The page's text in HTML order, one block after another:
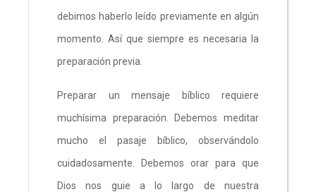
debimos haberlo leído previamente en algún
momento. Así que siempre es necesaria la
preparación previa.
Preparar un mensaje bíblico requiere
muchísima preparación. Debemos meditar
mucho el pasaje bíblico, observándolo
cuidadosamente. Debemos orar para que
Dios nos guie a lo largo de nuestra